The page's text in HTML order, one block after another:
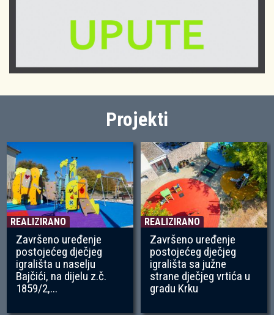
Projekti
REALIZIRANO
Završeno uređenje
postojećeg dječjeg
igrališta u naselju
Bajčići, na dijelu z.č.
1859/2,...
REALIZIRANO
Završeno uređenje
postojećeg dječjeg
igrališta sa južne
strane dječjeg vrtića u
gradu Krku